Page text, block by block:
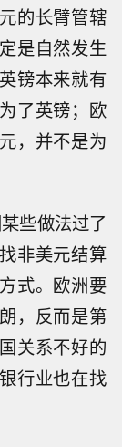
的长臂管辖
是自然发生
镑本来就有
了英镑；欧
，并不是为
些做法过了
非美元结算
式。欧洲要
，反而是第
关系不好的
行业也在找